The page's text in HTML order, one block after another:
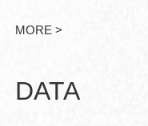
物资源储备基地。湖南省..
MORE >
DATA